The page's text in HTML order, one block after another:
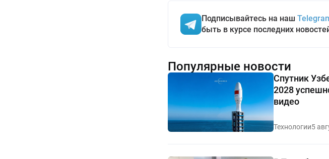
Подписывайтесь на наш
быть в курсе последних
Популярные новости
Спутник
2028
видео
Технологии5